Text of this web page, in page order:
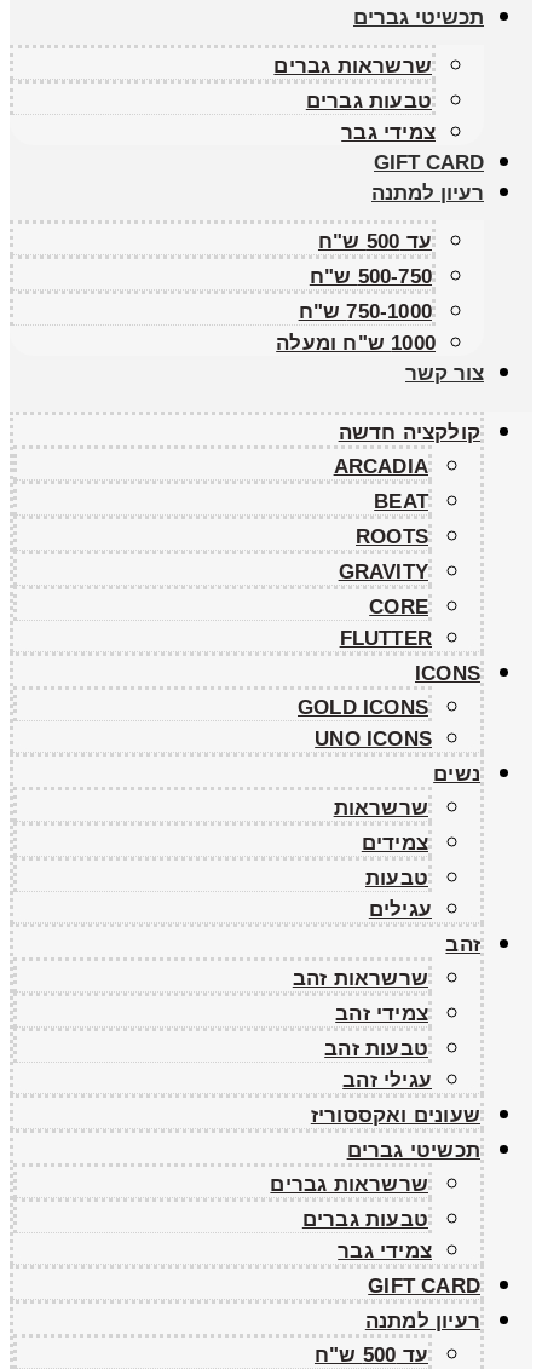
תכשיטי גברים
שרשראות גברים
טבעות גברים
צמידי גבר
GIFT CARD
רעיון למתנה
עד 500 ש"ח
500-750 ש"ח
750-1000 ש"ח
1000 ש"ח ומעלה
צור קשר
קולקציה חדשה
ARCADIA
BEAT
ROOTS
GRAVITY
CORE
FLUTTER
ICONS
GOLD ICONS
UNO ICONS
נשים
שרשראות
צמידים
טבעות
עגילים
זהב
שרשראות זהב
צמידי זהב
טבעות זהב
עגילי זהב
שעונים ואקססוריז
תכשיטי גברים
שרשראות גברים
טבעות גברים
צמידי גבר
GIFT CARD
רעיון למתנה
עד 500 ש"ח